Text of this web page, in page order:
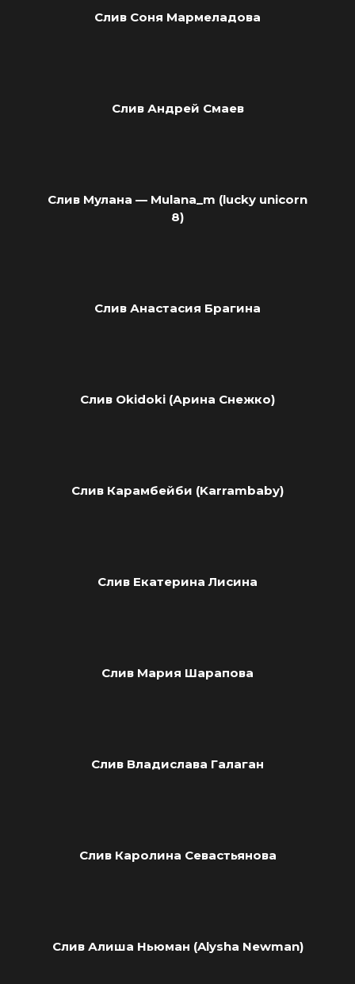
Слив Соня Мармеладова
Слив Андрей Смаев
Слив Мулана — Mulana_m (lucky unicorn
8)
Слив Анастасия Брагина
Слив Okidoki (Арина Снежко)
Слив Карамбейби (Karrambaby)
Слив Екатерина Лисина
Слив Мария Шарапова
Слив Владислава Галаган
Слив Каролина Севастьянова
Слив Алиша Ньюман (Alysha Newman)